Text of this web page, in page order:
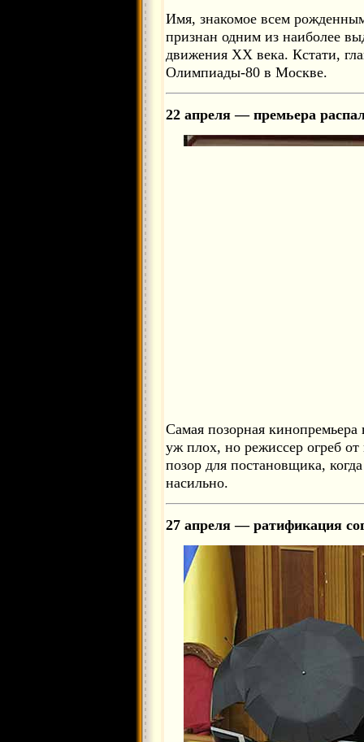
Имя, знакомое всем
признан одним из наиболее
движения XX века. Кстати,
Олимпиады-80 в Москве.
22 апреля — премьера
Самая позорная
уж плох, но режиссер огреб
позор для постановщика,
насильно.
27 апреля — ратификация